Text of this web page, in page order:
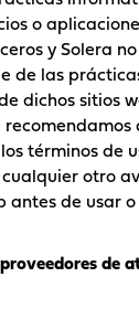
o
y Solera
de las
dichos sitios
términos de
otro
antes de usar
de